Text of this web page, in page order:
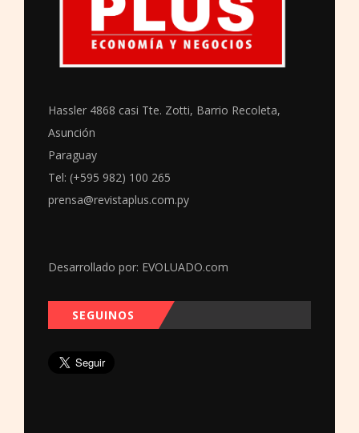
Hassler 4868 casi Tte. Zotti, Barrio Recoleta,
Asunción
Paraguay
Tel: (+595 982) 100 265
prensa@revistaplus.com.py
Desarrollado por: EVOLUADO.com
SEGUINOS